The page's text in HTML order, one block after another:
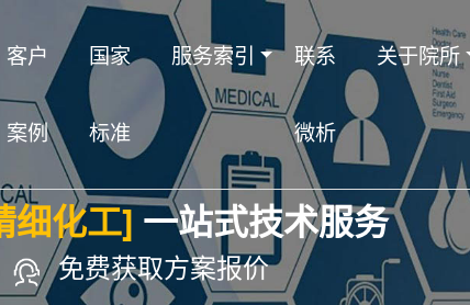
客户
案例
国家
标准
服务索引 联系
微析
关于院所
细化工]一站式技术服务
免费获取方案报价